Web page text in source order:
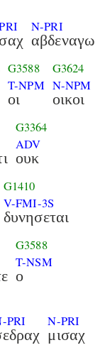
N-PRI
αβδεναγω
G3588
T-NPM
οι
G3624
N-NPM
οικοι
G3364
ADV
ουκ
G1410
V-FMI-3S
δυνησεται
G3588
T-NSM
ο
PRI N-PRI
μισαχ